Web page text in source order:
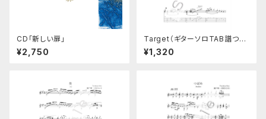
CD「新しい扉」
¥2,750
Target（ギターソロTAB譜つき
楽譜）
¥1,320